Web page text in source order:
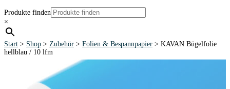
Produkte finden
×
Start > Shop > Zubehör > Folien & Bespannpapier > KAVAN Bügelfolie
hellblau / 10 lfm